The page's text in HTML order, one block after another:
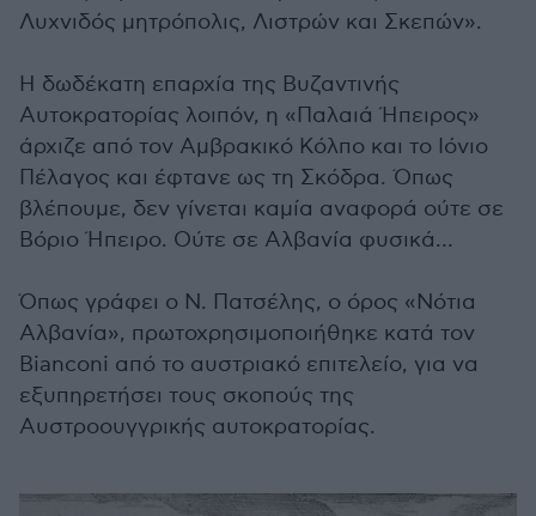
Λυχνιδός μητρόπολις, Λιστρών και Σκεπών».
Η δωδέκατη επαρχία της Βυζαντινής
Αυτοκρατορίας λοιπόν, η «Παλαιά Ήπειρος»
άρχιζε από τον Αμβρακικό Κόλπο και το Ιόνιο
Πέλαγος και έφτανε ως τη Σκόδρα. Όπως
βλέπουμε, δεν γίνεται καμία αναφορά ούτε σε
Βόριο Ήπειρο. Ούτε σε Αλβανία φυσικά…
Όπως γράφει ο Ν. Πατσέλης, ο όρος «Νότια
Αλβανία», πρωτοχρησιμοποιήθηκε κατά τον
Bianconi από το αυστριακό επιτελείο, για να
εξυπηρετήσει τους σκοπούς της
Αυστροουγγρικής αυτοκρατορίας.